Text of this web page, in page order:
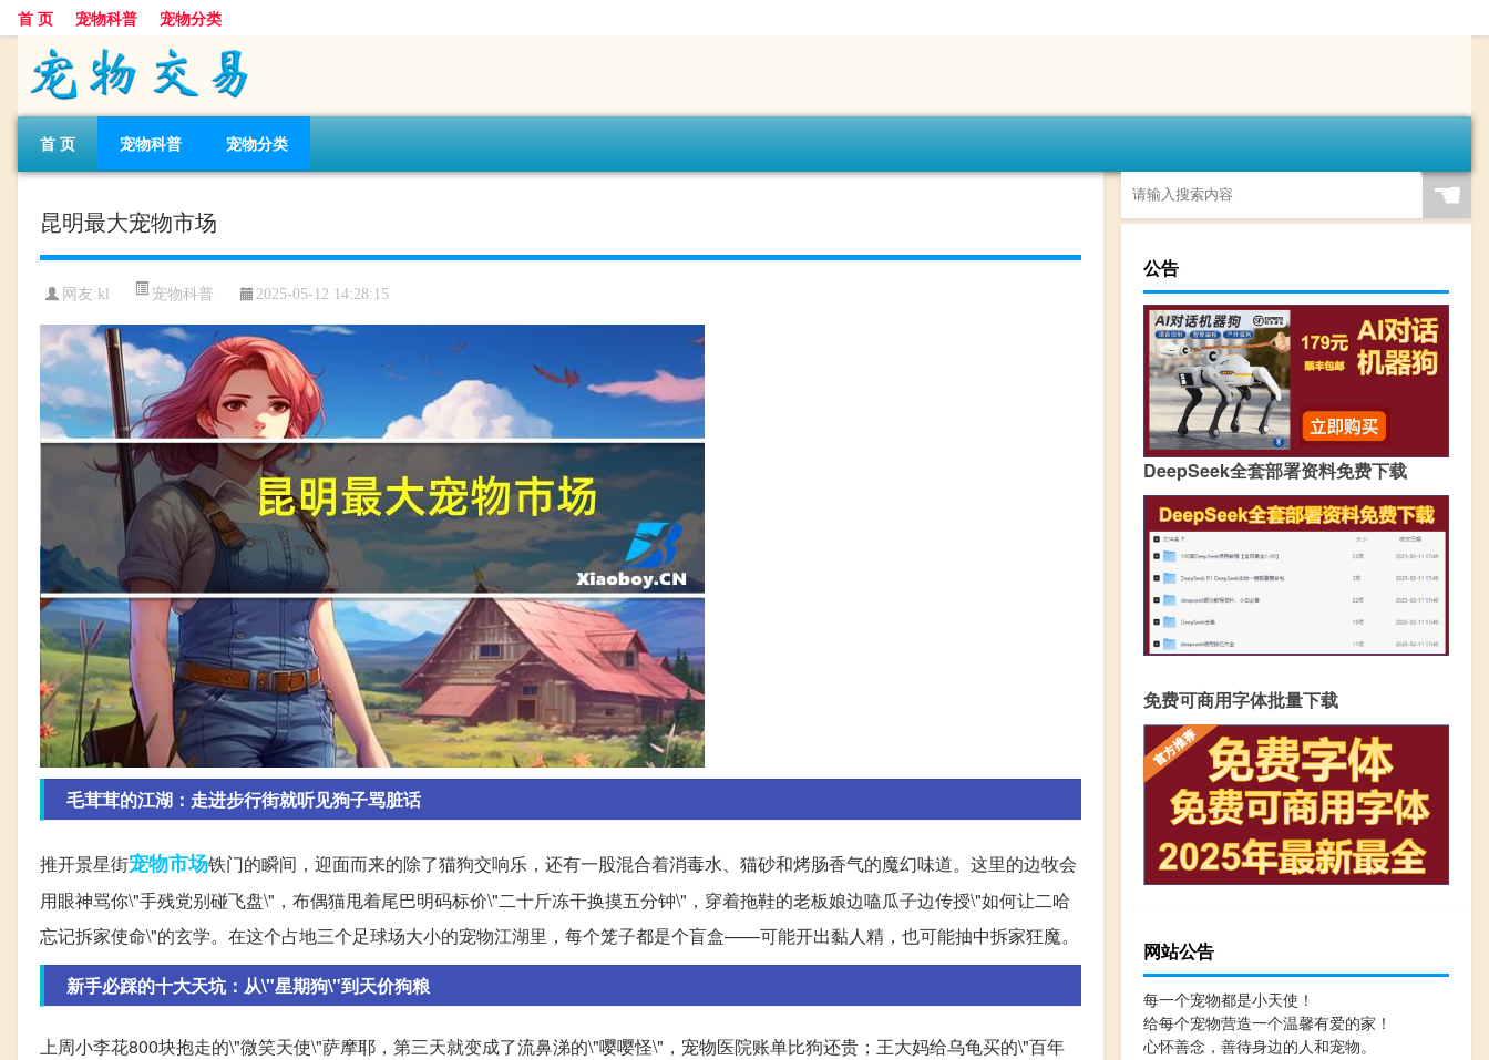
首 页 宠物科普 宠物分类
首 页 宠物科普 宠物分类
昆明最大宠物市场
网友:kl 宠物科普 2025-05-12 14:28:15
毛茸茸的江湖：走进步行街就听见狗子骂脏话
推开景星街宠物市场铁门的瞬间，迎面而来的除了猫狗交响乐，还有一股混合着消毒水、猫砂和烤肠香气的魔幻味道。这里的边牧会
用眼神骂你\"手残党别碰飞盘\"，布偶猫甩着尾巴明码标价\"二十斤冻干换摸五分钟\"，穿着拖鞋的老板娘边嗑瓜子边传授\"如何让二哈
忘记拆家使命\"的玄学。在这个占地三个足球场大小的宠物江湖里，每个笼子都是个盲盒——可能开出黏人精，也可能抽中拆家狂魔。
新手必踩的十大天坑：从\"星期狗\"到天价狗粮
上周小李花800块抱走的\"微笑天使\"萨摩耶，第三天就变成了流鼻涕的\"嘤嘤怪\"，宠物医院账单比狗还贵；王大妈给乌龟买的\"百年
☚
公告
DeepSeek全套部署资料免费下载
免费可商用字体批量下载
网站公告
每一个宠物都是小天使！
给每个宠物营造一个温馨有爱的家！
心怀善念，善待身边的人和宠物。